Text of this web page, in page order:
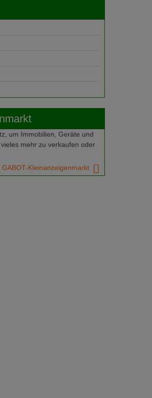
um Immobilien, Geräte und
mehr zu verkaufen oder
GABOT-Kleinanzeigenmarkt